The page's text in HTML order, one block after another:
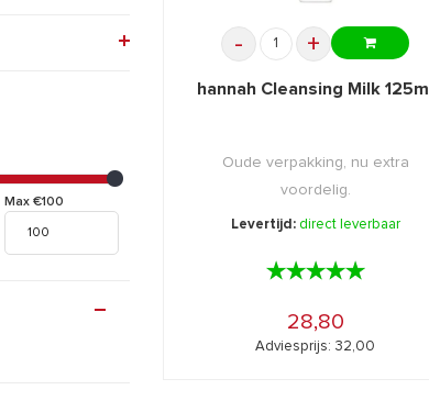
Max €100
- +
hannah Cleansing Milk 125ml
Oude verpakking, nu extra
voordelig.
Levertijd: direct leverbaar
★★★★★
★★★★★
28,80
Adviesprijs: 32,00